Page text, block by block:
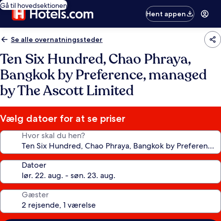
Gå til hovedsektionen
Hent appen
Se alle overnatningssteder
Ten Six Hundred, Chao Phraya,
Bangkok by Preference, managed
by The Ascott Limited
Vælg datoer for at se priser
Hvor skal du hen?
Datoer
Gæster